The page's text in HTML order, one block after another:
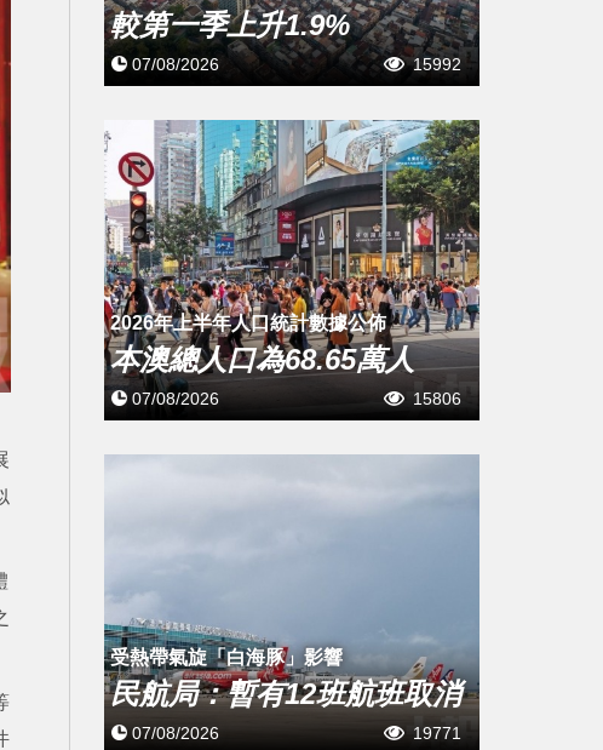
較第一季上升1.9%
07/08/2026 15992
2026年上半年人口統計數據公佈
本澳總人口為68.65萬人
07/08/2026 15806
受熱帶氣旋「白海豚」影響
民航局：暫有12班航班取消
07/08/2026 19771